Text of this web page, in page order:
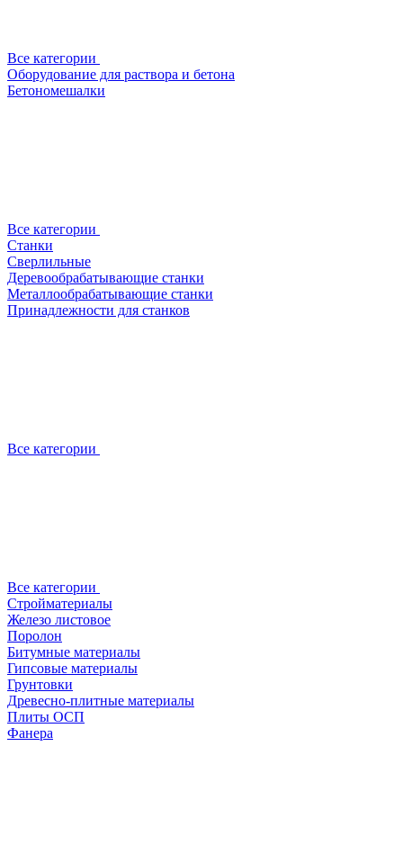
Все категории
Оборудование для раствора и бетона
Бетономешалки
Все категории
Станки
Сверлильные
Деревообрабатывающие станки
Металлообрабатывающие станки
Принадлежности для станков
Все категории
Все категории
Стройматериалы
Железо листовое
Поролон
Битумные материалы
Гипсовые материалы
Грунтовки
Древесно-плитные материалы
Плиты ОСП
Фанера